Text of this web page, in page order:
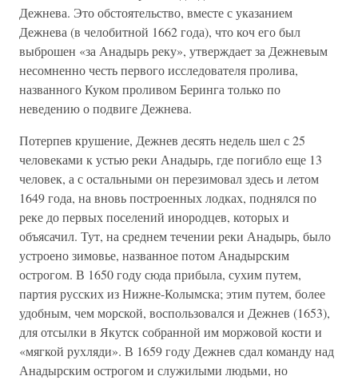
Дежнева. Это обстоятельство, вместе с указанием
Дежнева (в челобитной 1662 года), что коч его был
выброшен «за Анадырь реку», утверждает за Дежневым
несомненно честь первого исследователя пролива,
названного Куком проливом Беринга только по
неведению о подвиге Дежнева.
Потерпев крушение, Дежнев десять недель шел с 25
человеками к устью реки Анадырь, где погибло еще 13
человек, а с остальными он перезимовал здесь и летом
1649 года, на вновь построенных лодках, поднялся по
реке до первых поселений инородцев, которых и
объясачил. Тут, на среднем течении реки Анадырь, было
устроено зимовье, названное потом Анадырским
острогом. В 1650 году сюда прибыла, сухим путем,
партия русских из Нижне-Колымска; этим путем, более
удобным, чем морской, воспользовался и Дежнев (1653),
для отсылки в Якутск собранной им моржовой кости и
«мягкой рухляди». В 1659 году Дежнев сдал команду над
Анадырским острогом и служилыми людьми, но